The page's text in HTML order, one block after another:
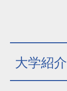
大学紹介